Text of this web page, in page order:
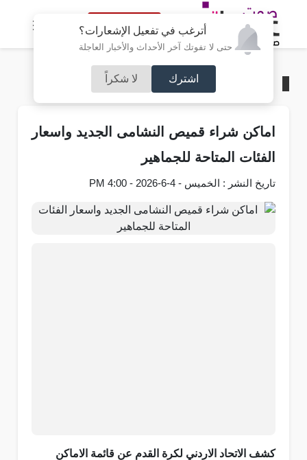
أترغب في تفعيل الإشعارات؟
حتى لا تفوتك آخر الأحداث والأخبار العاجلة
اشترك لا شكراً
النسخة الكاملة
رياضة
اماكن شراء قميص النشامى الجديد واسعار
الفئات المتاحة للجماهير
تاريخ النشر : الخميس - 4-6-2026 - 4:00 PM
كشف الاتحاد الاردني لكرة القدم عن قائمة الاماكن